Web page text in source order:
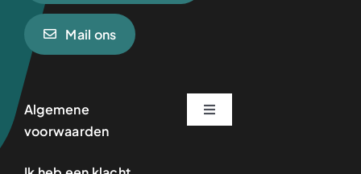
Mail ons
Algemene
voorwaarden
Toggle